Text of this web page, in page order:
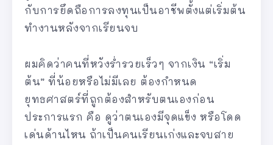
กับการยึดถือการลงทุนเป็นอาชีพตั้งแต่เริ่มต้น
ทำงานหลังจากเรียนจบ
ผมคิดว่าคนที่หวังร่ำรวยเร็วๆ จากเงิน “เริ่ม
ต้น” ที่น้อยหรือไม่มีเลย ต้องกำหนด
ยุทธศาสตร์ที่ถูกต้องสำหรับตนเองก่อน
ประการแรก คือ ดูว่าตนเองมีจุดแข็ง หรือโดด
เด่นด้านไหน ถ้าเป็นคนเรียนเก่งและจบสาย